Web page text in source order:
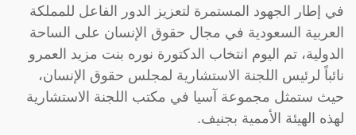
في إطار الجهود المستمرة لتعزيز الدور الفاعل للمملكة
العربية السعودية في مجال حقوق الإنسان على الساحة
الدولية، تم اليوم انتخاب الدكتورة نوره بنت مزيد العمرو
نائباً لرئيس اللجنة الاستشارية لمجلس حقوق الإنسان،
حيث ستمثل مجموعة آسيا في مكتب اللجنة الاستشارية
لهذه الهيئة الأممية بجنيف.